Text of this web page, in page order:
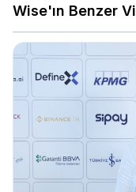
Wise'ın Benzer